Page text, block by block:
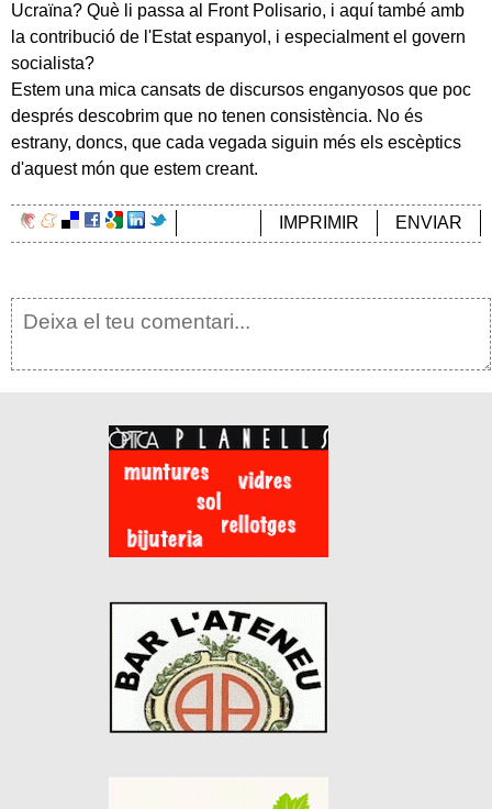
Ucraïna? Què li passa al Front Polisario, i aquí també amb
la contribució de l'Estat espanyol, i especialment el govern
socialista?
Estem una mica cansats de discursos enganyosos que poc
després descobrim que no tenen consistència. No és
estrany, doncs, que cada vegada siguin més els escèptics
d'aquest món que estem creant.
ENVIAR
IMPRIMIR